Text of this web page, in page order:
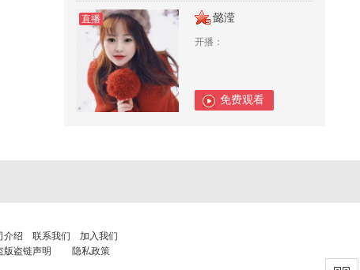
直播
0
懿滢
开播：
免费观看
介绍 联系我们
加入我们
版盗链声明
隐私政策